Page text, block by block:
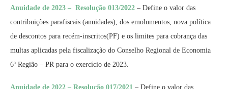
Anuidade de 2023 – Resolução 013/2022 – Define o valor das
contribuições parafiscais (anuidades), dos emolumentos, nova política
de descontos para recém-inscritos(PF) e os limites para cobrança das
multas aplicadas pela fiscalização do Conselho Regional de Economia
6ª Região – PR para o exercício de 2023.
Anuidade de 2022 – Resolução 017/2021 – Define o valor das